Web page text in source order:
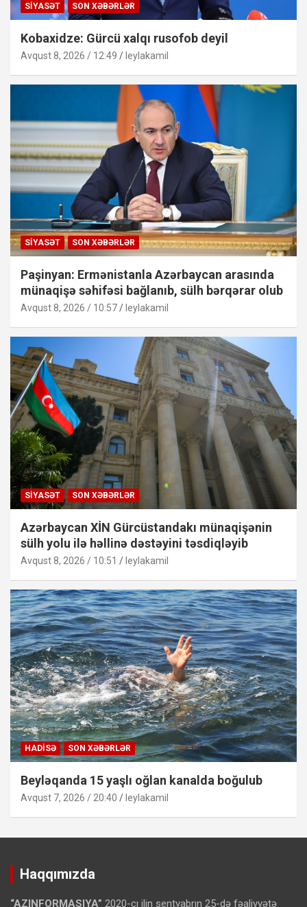
SIYASƏT SON XƏBƏRLƏR
Kobaxidze: Gürcü xalqı rusofob deyil
Avqust 8, 2026 / 12:49 leylakamil
SIYASƏT SON XƏBƏRLƏR
Paşinyan: Ermənistanla Azərbaycan arasında
münaqişə səhifəsi bağlanıb, sülh bərqərar olub
Avqust 8, 2026 / 10:57 leylakamil
SIYASƏT SON XƏBƏRLƏR
Azərbaycan XİN Gürcüstandakı münaqişənin
sülh yolu ilə həllinə dəstəyini təsdiqləyib
Avqust 8, 2026 / 10:51 leylakamil
HADISƏ SON XƏBƏRLƏR
Beyləqanda 15 yaşlı oğlan kanalda boğulub
Avqust 7, 2026 / 20:40 leylakamil
Haqqımızda
“AZINFORMASIYA” 2020-cı ilin sentyabrın 25-də fəaliyyətə